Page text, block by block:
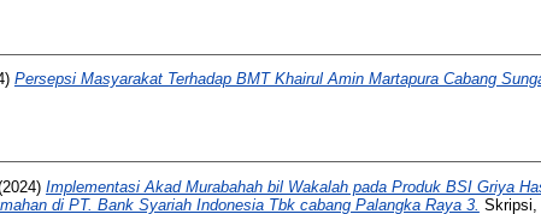
Persepsi Masyarakat Terhadap BMT Khairul Amin Martapura Cabang
Implementasi Akad Murabahah bil Wakalah pada Produk BSI Griya
di PT. Bank Syariah Indonesia Tbk cabang Palangka Raya 3. Skripsi,